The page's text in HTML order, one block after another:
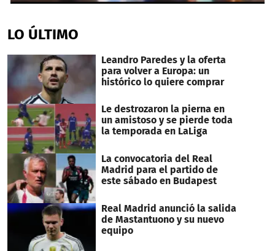
of
1
21
seconds
LO ÚLTIMO
Leandro Paredes y la oferta
para volver a Europa: un
histórico lo quiere comprar
Le destrozaron la pierna en
un amistoso y se pierde toda
la temporada en LaLiga
La convocatoria del Real
Madrid para el partido de
este sábado en Budapest
Real Madrid anunció la salida
de Mastantuono y su nuevo
equipo